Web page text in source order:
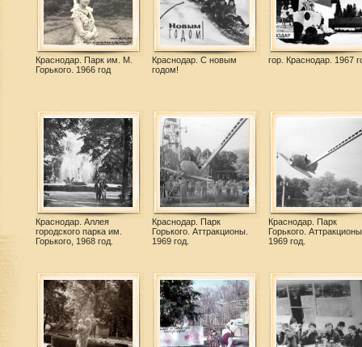
Краснодар. Парк им. М.
Горького. 1966 год
Краснодар. С новым
годом!
гор. Краснодар. 1967
Краснодар. Аллея
городского парка им.
Горького, 1968 год.
Краснодар. Парк
Горького. Аттракционы.
1969 год.
Краснодар. Парк
Горького.
1969 год.